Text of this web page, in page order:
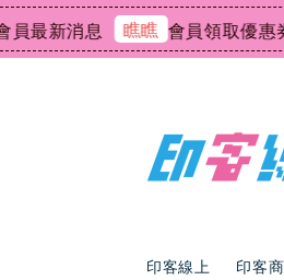
消息 瞧瞧 會員領取優惠券專區
印客線上 印客